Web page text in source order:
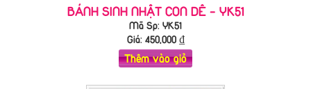
BÁNH SINH NHẬT CON DÊ - YK51
Mã Sp: YK51
Giá: 450,000₫
Thêm vào giỏ